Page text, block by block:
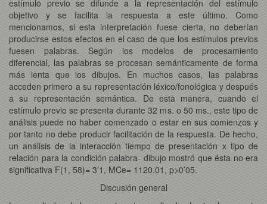
estímulo previo se difunde a la representación del estímulo
objetivo y se facilita la respuesta a este último. Como
mencionamos, si esta interpretación fuese cierta, no deberían
producirse estos efectos en el caso de que los estímulos previos
fuesen palabras. Según los modelos de procesamiento
diferencial, las palabras se procesan semánticamente de forma
más lenta que los dibujos. En muchos casos, las palabras
acceden primero a su representación léxico/fonológica y después
a su representación semántica. De esta manera, cuando el
estímulo previo se presenta durante 32 ms. o 50 ms., este tipo de
análisis puede no haber comenzado o estar en sus comienzos y
por tanto no debe producir facilitación de la respuesta. De hecho,
un análisis de la interacción tiempo de presentación x tipo de
relación para la condición palabra- dibujo mostró que ésta no era
significativa F(1, 58)= 3’1, MCe= 1120.01, p>0’05.
Discusión general